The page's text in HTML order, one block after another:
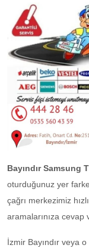
Bayındır Samsung
oturduğunuz yer
çağrı merkezimiz
aramalarınıza cevap
İzmir Bayındır veya